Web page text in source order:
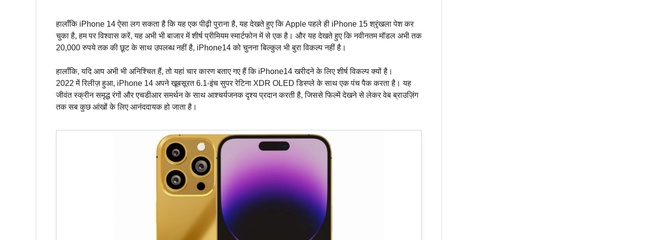
हालाँकि iPhone 14 ऐसा लग सकता है कि यह एक पीढ़ी पुराना है, यह देखते हुए कि Apple पहले ही iPhone 15 श्रृंखला पेश कर
चुका है, हम पर विश्वास करें, यह अभी भी बाजार में शीर्ष प्रीमियम स्मार्टफोन में से एक है। और यह देखते हुए कि नवीनतम मॉडल अभी तक
20,000 रुपये तक की छूट के साथ उपलब्ध नहीं है, iPhone14 को चुनना बिल्कुल भी बुरा विकल्प नहीं है।
हालाँकि, यदि आप अभी भी अनिश्चित हैं, तो यहां चार कारण बताए गए हैं कि iPhone14 खरीदने के लिए शीर्ष विकल्प क्यों है।
2022 में रिलीज़ हुआ, iPhone 14 अपने खूबसूरत 6.1-इंच सुपर रेटिना XDR OLED डिस्प्ले के साथ एक पंच पैक करता है। यह
जीवंत स्क्रीन समृद्ध रंगों और एचडीआर समर्थन के साथ आश्चर्यजनक दृश्य प्रदान करती है, जिससे फिल्में देखने से लेकर वेब ब्राउज़िंग
तक सब कुछ आंखों के लिए आनंददायक हो जाता है।